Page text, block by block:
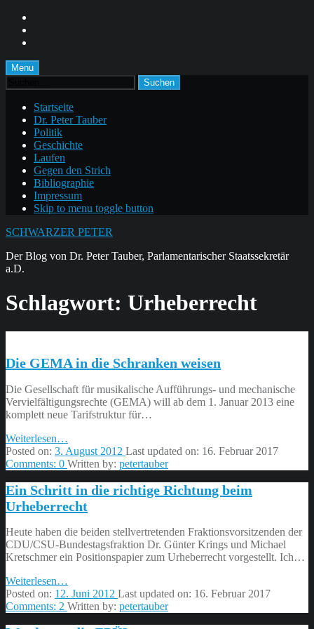
content
footer
Menu
Suchen
nach:
Startseite
Dr. Peter Tauber
Politik
Geschichte
Laufen
Gegen den Strich
Bibliographie
Impressum
Skip to menu toggle button
SCHWARZER PETER
Der Blog von Dr. Peter Tauber, Parlamentarischer Staatssekretär
a.D.
Schlagwort: Urheberrecht
Die GEMA in die Schranken weisen
Die Gesellschaft für musikalische Aufführungs- und mechanische
Vervielfältigungsrechte (GEMA) will ab dem 1. Januar 2013 eine
komplett neue Tarifstruktur für…
Weiterlesen
GEMA
in
Schranken
weisen”
…
Posted on: 3. August 2012 Last updated on: 16. Februar 2017
Comments: 0 Written by: petertauber
Ein Schritt in die richtige Richtung beim
Urheberrecht
Heute haben die beiden stellvertretenden Fraktionsvorsitzenden der
CDU/CSU-Bundestagsfraktion Dr. Günter Krings und Michael
Kretschmer ein Positionspapier zum Urheberrecht vorgestellt. Ich…
Weiterlesen
Schritt
in
…
Posted on: 12. Juni 2012 Last updated on: 16. Februar 2017
Comments: 2 Written by: petertauber